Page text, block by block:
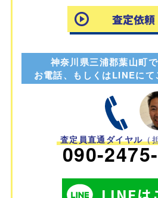
神奈川県三浦郡葉山町
お電話、もしくはLINEにて
査定員直通ダイヤル（
090-